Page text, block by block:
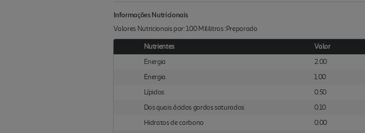
Informações Nutricionais
Valores Nutricionais por: 100 Mililitros :Preparado
Nutrientes Valor
Energia
2.00
Energia
1.00
Lípidos
0.50
Dos quais ácidos gordos saturados
0.10
Hidratos de carbono
0.00